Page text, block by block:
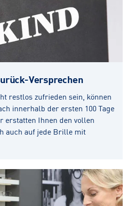
Versprechen
restlos zufrieden sein, können
innerhalb der ersten 100 Tage
erstatten Ihnen den vollen
auch auf jede Brille mit